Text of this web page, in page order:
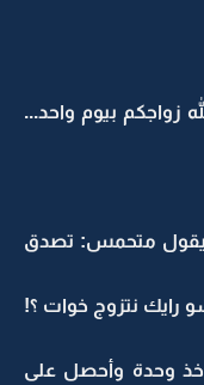
زواجكم بيوم واحد...
متحمس: تصدق
رايك نتزوج خوات ؟!
وحدة وأحصل على